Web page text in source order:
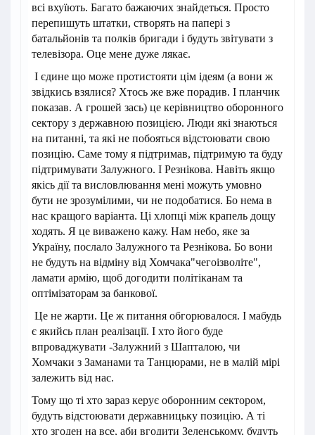
всі вхуїють. Багато бажаючих знайдеться. Просто
перепишуть штатки, створять на папері з
батальйонів та полків бригади і будуть звітувати з
телевізора. Оце мене дуже лякає.
І єдине що може протистояти цім ідеям (а вони ж
звідкись взялися? Хтось же вже порадив. І планчик
показав. А грошей зась) це керівництво оборонного
сектору з державною позицією. Люди які знаються
на питанні, та які не побояться відстоювати свою
позицію. Саме тому я підтримав, підтримую та буду
підтримувати Залужного. І Резнікова. Навіть якщо
якісь дії та висловлювання мені можуть умовно
бути не зрозумілими, чи не подобатися. Бо нема в
нас кращого варіанта. Ці хлопці між крапель дощу
ходять. Я це виважено кажу. Нам небо, яке за
Україну, послало Залужного та Резнікова. Бо вони
не будуть на відміну від Хомчака"чегоізволіте",
ламати армію, щоб догодити політіканам та
оптімізаторам за банкової.
Це не жарти. Це ж питання обгорювалося. І мабудь
є якийсь план реалізації. І хто його буде
впроваджувати -Залужний з Шапталою, чи
Хомчаки з Заманами та Танцюрами, не в малій мірі
залежить від нас.
Тому що ті хто зараз керує оборонним сектором,
будуть відстоювати державницьку позицію. А ті
хто згоден на все, аби вгодити Зеленському, будуть